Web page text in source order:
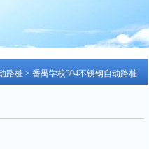
路桩 > 番禺学校304不锈钢自动路桩